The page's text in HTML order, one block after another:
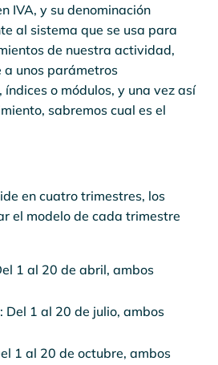
IVA, y su denominación
al sistema que se usa para
de nuestra actividad,
a unos parámetros
o módulos, y una vez así
sabremos cual es el
en cuatro trimestres, los
el modelo de cada trimestre
1 al 20 de abril, ambos
Del 1 al 20 de julio, ambos
1 al 20 de octubre, ambos